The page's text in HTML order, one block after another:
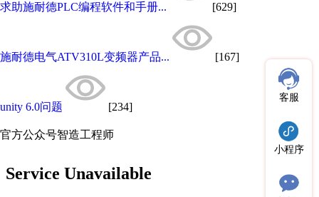
求助施耐德PLC编程软件和手册... [629]
施耐德电气ATV310L变频器产品... [167]
unity 6.0问题 [234]
官方公众号智造工程师
客服
小程序